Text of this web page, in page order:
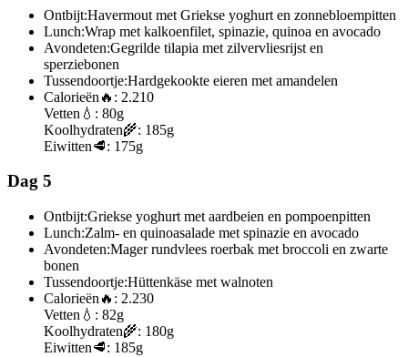
Ontbijt:Havermout met Griekse yoghurt en zonnebloempitten
Lunch:Wrap met kalkoenfilet, spinazie, quinoa en avocado
Avondeten:Gegrilde tilapia met zilvervliesrijst en
sperziebonen
Tussendoortje:Hardgekookte eieren met amandelen
Calorieën 🔥: 2.210
Vetten 💧: 80g
Koolhydraten🌾: 185g
Eiwitten🥩: 175g
Dag 5
Ontbijt:Griekse yoghurt met aardbeien en pompoenpitten
Lunch:Zalm- en quinoasalade met spinazie en avocado
Avondeten:Mager rundvlees roerbak met broccoli en zwarte
bonen
Tussendoortje:Hüttenkäse met walnoten
Calorieën 🔥: 2.230
Vetten 💧: 82g
Koolhydraten🌾: 180g
Eiwitten🥩: 185g